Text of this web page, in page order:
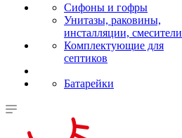
Сифоны и гофры
Унитазы, раковины,
инсталляции, смесители
Комплектующие для
септиков
Батарейки